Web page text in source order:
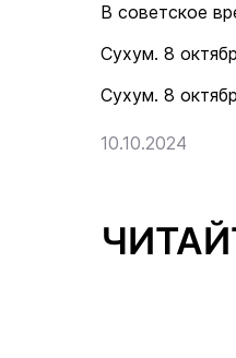
В советское
Сухум. 8
Сухум. 8
10.10.2024